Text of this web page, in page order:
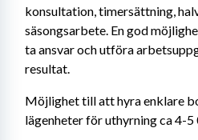
konsultation, timersättning,
säsongsarbete. En god
ta ansvar och utföra
resultat.
Möjlighet till att hyra enklare
lägenheter för uthyrning ca 4-5